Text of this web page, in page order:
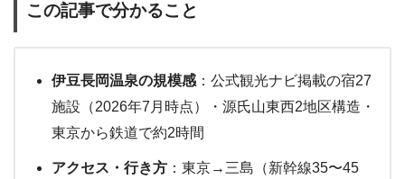
この記事で分かること
伊豆長岡温泉の規模感 ：公式観光ナビ掲載の宿27
施設（2026年7月時点）・源氏山東西2地区構造・
東京から鉄道で約2時間
アクセス・行き方 ：東京→三島（新幹線35〜45